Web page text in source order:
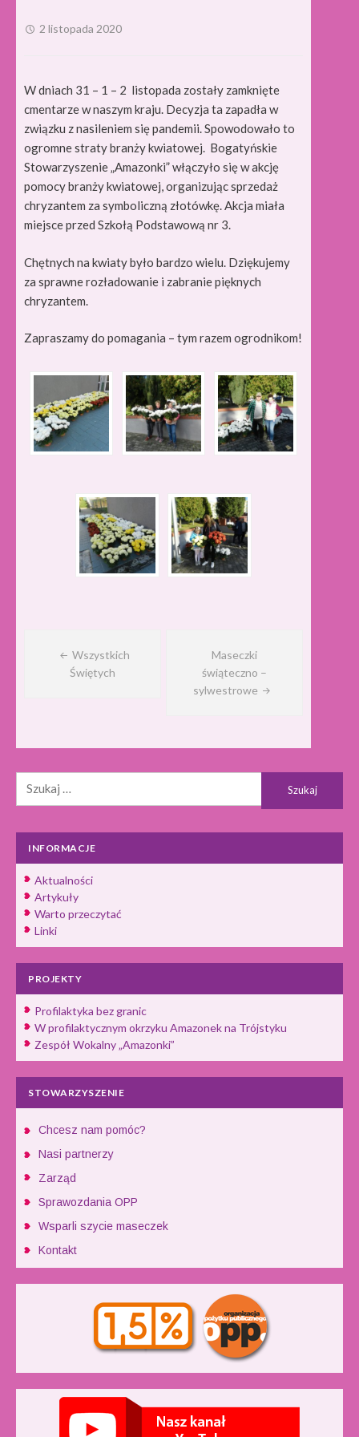
2 listopada 2020
W dniach 31 – 1 – 2 listopada zostały zamknięte
cmentarze w naszym kraju. Decyzja ta zapadła w
związku z nasileniem się pandemii. Spowodowało to
ogromne straty branży kwiatowej. Bogatyńskie
Stowarzyszenie „Amazonki” włączyło się w akcję
pomocy branży kwiatowej, organizując sprzedaż
chryzantem za symboliczną złotówkę. Akcja miała
miejsce przed Szkołą Podstawową nr 3.
Chętnych na kwiaty było bardzo wielu. Dziękujemy
za sprawne rozładowanie i zabranie pięknych
chryzantem.
Zapraszamy do pomagania – tym razem ogrodnikom!
wpisu Wszystkich
Świętych
Maseczki
świąteczno –
sylwestrowe
INFORMACJE
Aktualności
Artykuły
Warto przeczytać
Linki
PROJEKTY
Profilaktyka bez granic
W profilaktycznym okrzyku Amazonek na Trójstyku
Zespół Wokalny „Amazonki”
STOWARZYSZENIE
Chcesz nam pomóc?
Nasi partnerzy
Zarząd
Sprawozdania OPP
Wsparli szycie maseczek
Kontakt